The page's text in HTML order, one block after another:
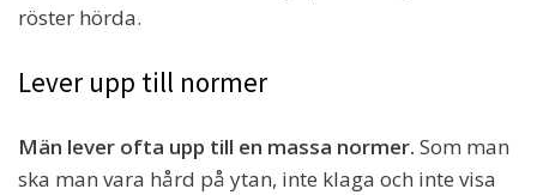
röster hörda.
Lever upp till normer
Män lever ofta upp till en massa normer. Som man
ska man vara hård på ytan, inte klaga och inte visa